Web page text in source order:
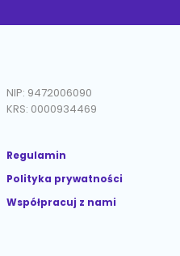
NIP: 9472006090
KRS: 0000934469
Regulamin
Polityka prywatności
Współpracuj z nami